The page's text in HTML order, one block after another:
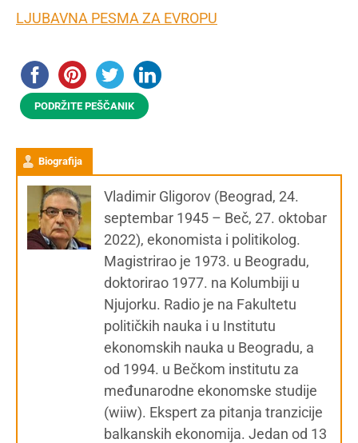
LJUBAVNA PESMA ZA EVROPU
PODRŽITE PEŠČANIK
Biografija
Vladimir Gligorov (Beograd, 24.
septembar 1945 – Beč, 27. oktobar
2022), ekonomista i politikolog.
Magistrirao je 1973. u Beogradu,
doktorirao 1977. na Kolumbiji u
Njujorku. Radio je na Fakultetu
političkih nauka i u Institutu
ekonomskih nauka u Beogradu, a
od 1994. u Bečkom institutu za
međunarodne ekonomske studije
(wiiw). Ekspert za pitanja tranzicije
balkanskih ekonomija. Jedan od 13